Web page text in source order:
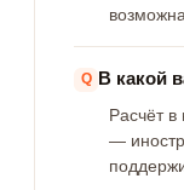
В какой
Расчёт
—